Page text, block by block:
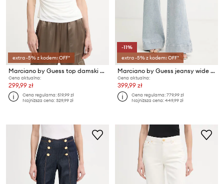
extra -5% z kodem: OFF*
Marciano by Guess top damski z wiskozy INES
Cena aktualna:
299,99 zł
Cena regularna:519,99 zł
Najniższa cena:329,99 zł
-11%
extra -5% z kodem: OFF*
Marciano by Guess jeansy wide leg damskie ALYSSA
Cena aktualna:
399,99 zł
Cena regularna:779,99 zł
Najniższa cena:449,99 zł